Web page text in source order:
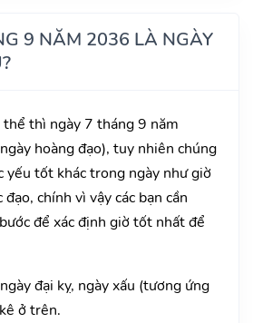
9 NĂM 2036 LÀ NGÀY
thì ngày 7 tháng 9 năm
hoàng đạo), tuy nhiên chúng
yếu tốt khác trong ngày như giờ
chính vì vậy các bạn cần
để xác định giờ tốt nhất để
đại kỵ, ngày xấu (tương ứng
ở trên.